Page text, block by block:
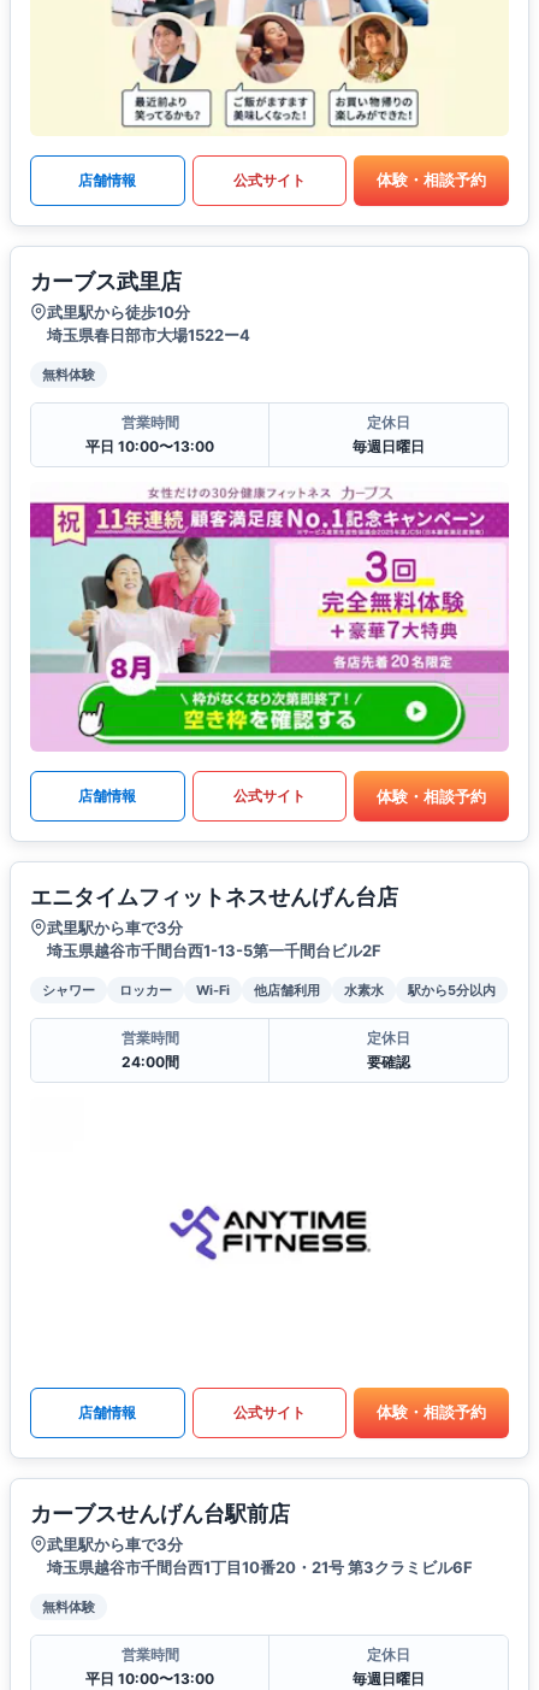
店舗情報 公式サイト 体験・相談予約
カーブス武里店
武里駅から徒歩10分
埼玉県春日部市大場1522ー4
無料体験
営業時間
平日 10:00〜13:00
定休日
毎週日曜日
店舗情報 公式サイト 体験・相談予約
エニタイムフィットネスせんげん台店
武里駅から車で3分
埼玉県越谷市千間台西1-13-5第一千間台ビル2F
シャワー ロッカー Wi-Fi 他店舗利用 水素水 駅から5分以内
営業時間
24:00間
定休日
要確認
店舗情報 公式サイト 体験・相談予約
カーブスせんげん台駅前店
武里駅から車で3分
埼玉県越谷市千間台西1丁目10番20・21号 第3クラミビル6F
無料体験
営業時間
平日 10:00〜13:00
定休日
毎週日曜日